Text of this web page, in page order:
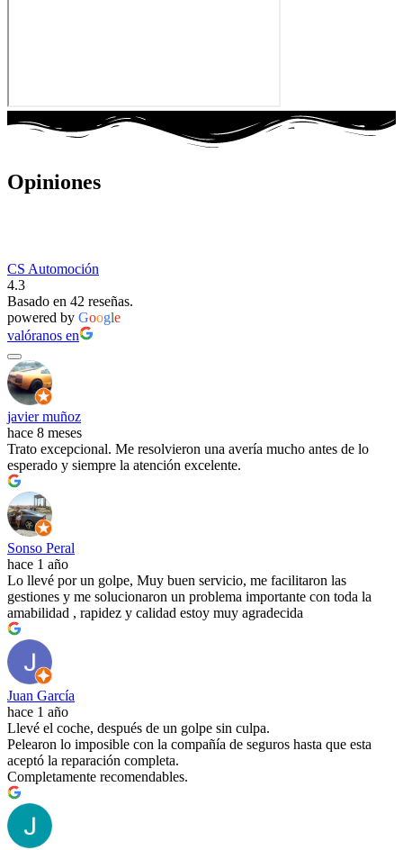
Opiniones
CS Automoción
4.3
Basado en 42 reseñas.
powered by Google
valóranos en
javier muñoz
hace 8 meses
Trato excepcional. Me resolvieron una avería mucho antes de lo
esperado y siempre la atención excelente.
Sonso Peral
hace 1 año
Lo llevé por un golpe, Muy buen servicio, me facilitaron las
gestiones y me solucionaron un problema importante con toda la
amabilidad , rapidez y calidad estoy muy agradecida
Juan García
hace 1 año
Llevé el coche, después de un golpe sin culpa.
Pelearon lo imposible con la compañía de seguros hasta que esta
aceptó la reparación completa.
Completamente recomendables.